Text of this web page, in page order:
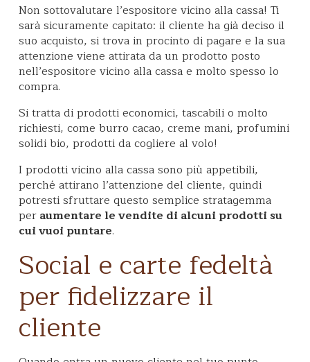
Non sottovalutare l’espositore vicino alla cassa! Ti
sarà sicuramente capitato: il cliente ha già deciso il
suo acquisto, si trova in procinto di pagare e la sua
attenzione viene attirata da un prodotto posto
nell’espositore vicino alla cassa e molto spesso lo
compra.
Si tratta di prodotti economici, tascabili o molto
richiesti, come burro cacao, creme mani, profumini
solidi bio, prodotti da cogliere al volo!
I prodotti vicino alla cassa sono più appetibili,
perché attirano l’attenzione del cliente, quindi
potresti sfruttare questo semplice stratagemma
peraumentare le vendite di alcuni prodotti su
cui vuoi puntare.
Social e carte fedeltà
per fidelizzare il
cliente